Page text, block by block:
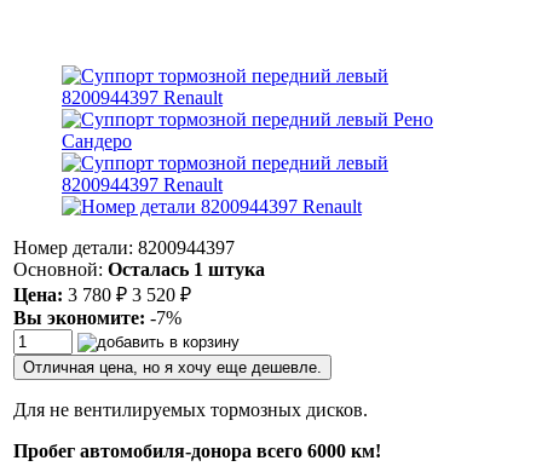
Номер детали: 8200944397
Основной: Осталась 1 штука
Цена: 3 780 ₽ 3 520 ₽
Вы экономите: -7%
Отличная цена, но я хочу еще дешевле.
Для не вентилируемых тормозных дисков.
Пробег автомобиля-донора всего 6000 км!